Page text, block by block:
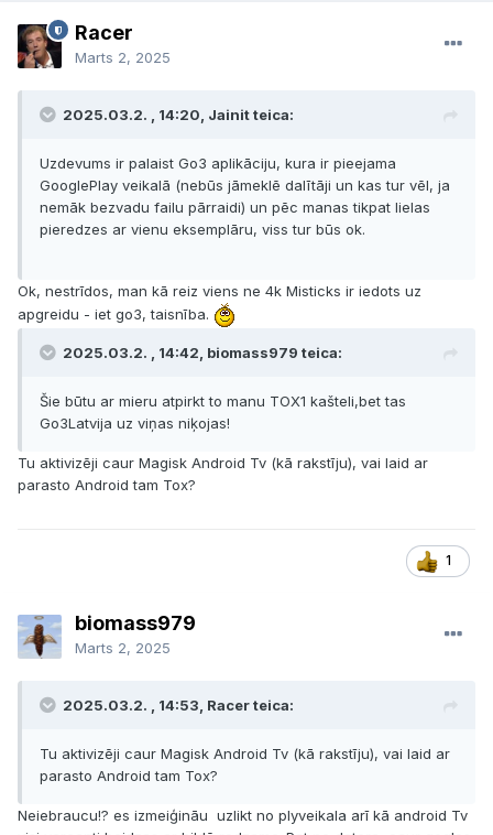
Racer
Marts 2, 2025
2025.03.2. , 14:20, Jainit teica:
Uzdevums ir palaist Go3 aplikāciju, kura ir pieejama
GooglePlay veikalā (nebūs jāmeklē dalītāji un kas tur vēl, ja
nemāk bezvadu failu pārraidi) un pēc manas tikpat lielas
pieredzes ar vienu eksemplāru, viss tur būs ok.
Ok, nestrīdos, man kā reiz viens ne 4k Misticks ir iedots uz
apgreidu - iet go3, taisnība.
2025.03.2. , 14:42, biomass979 teica:
Šie būtu ar mieru atpirkt to manu TOX1 kašteli,bet tas
Go3Latvija uz viņas niķojas!
Tu aktivizēji caur Magisk Android Tv (kā rakstīju), vai laid ar
parasto Android tam Tox?
1
biomass979
Marts 2, 2025
2025.03.2. , 14:53, Racer teica:
Tu aktivizēji caur Magisk Android Tv (kā rakstīju), vai laid ar
parasto Android tam Tox?
Neiebraucu!? es izmeiģināu uzlikt no plyveikala arī kā android Tv